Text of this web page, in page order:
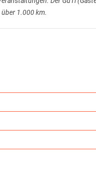
1.000 km.